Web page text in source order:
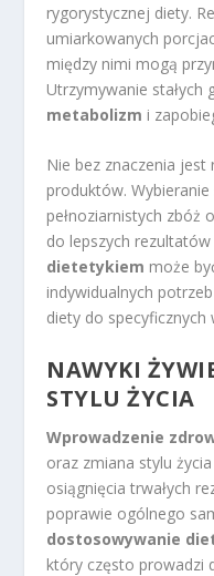
rygorystycznej diety.
umiarkowanych
między nimi mogą
Utrzymywanie stałych
metabolizm i
Nie bez znaczenia
produktów.
pełnoziarnistych zbóż
do lepszych
dietetykiem może
indywidualnych
diety do
NAWYKI
STYLU ŻYCIA
Wprowadzenie
oraz zmiana stylu
osiągnięcia trwałych
poprawie ogólnego
dostosowywanie
który często prowadzi